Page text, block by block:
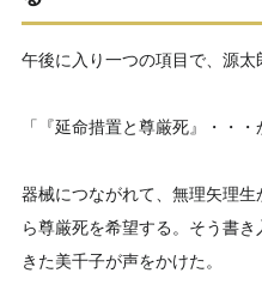
午後に入り一つの項目で、源太
「『延命措置と尊厳死』・・・
器械につながれて、無理矢理
ら尊厳死を希望する。そう書
きた美千子が声をかけた。